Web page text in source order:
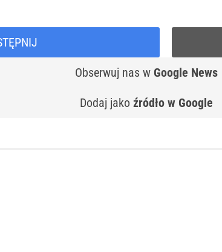
Obserwuj nas w Google News
Dodaj jako źródło w Google